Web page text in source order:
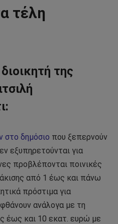
τέλη
της
στο δημόσιο που ξεπερνούν
εξυπηρετούνται για
προβλέπονται ποινικές
από 1 έως και πάνω
πρόστιμα για
ανάλογα με τη
έως και 10 εκατ. ευρώ με